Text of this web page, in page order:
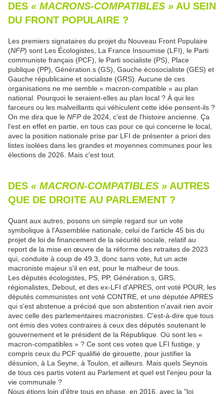
DES « MACRONS-COMPATIBLES » AU SEIN
DU FRONT POPULAIRE ?
Les premiers signataires du projet du Nouveau Front Populaire
(NFP) sont Les Écologistes, La France Insoumise (LFI), le Parti
communiste français (PCF), le Parti socialiste (PS), Place
publique (PP), Génération.s (GS), Gauche écosocialiste (GES) et
Gauche républicaine et socialiste (GRS). Aucune de ces
organisations ne me semble « macron-compatible » au plan
national. Pourquoi le seraient-elles au plan local ? À qui les
farceurs ou les malveillants qui véhiculent cette idée pensent-ils ?
On me dira que le NFPde 2024, c'est de l'histoire ancienne. Ça
l'est en effet en partie, en tous cas pour ce qui concerne le local,
avec la position nationale prise par LFI de présenter a priori des
listes isolées dans les grandes et moyennes communes pour les
élections de 2026. Mais c'est tout.
DES « MACRON-COMPATIBLES » AUTRES
QUE DE DROITE AU PARLEMENT ?
Quant aux autres, posons un simple regard sur un vote
symbolique à l'Assemblée nationale, celui de l'article 45 bis du
projet de loi de financement de la sécurité sociale, relatif au
report de la mise en œuvre de la réforme des retraites de 2023
qui, conduite à coup de 49.3, donc sans vote, fut un acte
macroniste majeur s'il en est, pour le malheur de tous.
Les députés écologistes, PS, PP, Génération.s, GRS,
régionalistes, Debout, et des ex-LFI d'APRES, ont voté POUR, les
députés communistes ont voté CONTRE, et une députée APRES
qui s'est abstenue a précisé que son abstention n'avait rien avoir
avec celle des parlementaires macronistes. C'est-à-dire que tous
ont émis des votes contraires à ceux des députés soutenant le
gouvernement et le président de la République. Où sont les «
macron-compatibles » ? Ce sont ces votes que LFI fustige, y
compris ceux du PCF qualifié de girouette, pour justifier la
désunion, à La Seyne, à Toulon, et ailleurs. Mais quels Seynois
de tous ces partis votent au Parlement et quel est l'enjeu pour la
vie communale ?
Nous étions loin d'être tous en phase, en 2016, avec la "loi